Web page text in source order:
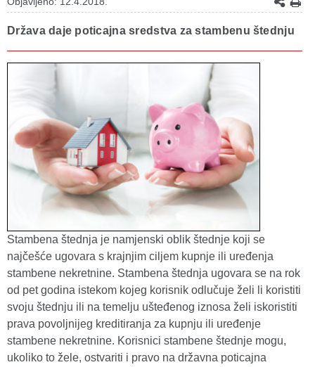
Država daje poticajna sredstva za stambenu štednju
Stambena štednja je namjenski oblik štednje koji se
najčešće ugovara s krajnjim ciljem kupnje ili uređenja
stambene nekretnine. Stambena štednja ugovara se na rok
od pet godina istekom kojeg korisnik odlučuje želi li koristiti
svoju štednju ili na temelju ušteđenog iznosa želi iskoristiti
prava povoljnijeg kreditiranja za kupnju ili uređenje
stambene nekretnine. Korisnici stambene štednje mogu,
ukoliko to žele, ostvariti i pravo na državna poticajna